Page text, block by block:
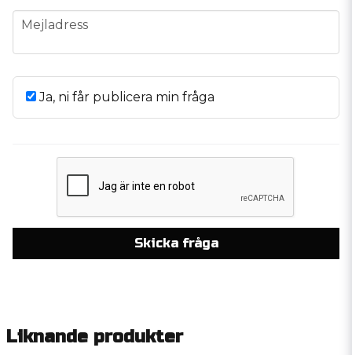
email
Mejladress
Ja, ni får publicera min fråga
Skicka fråga
Liknande produkter